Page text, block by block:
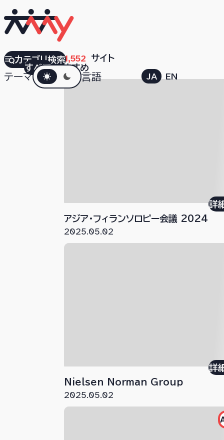
すべておすすめ
テーマダークモード言語 JA EN
カテゴリ検索検索結果
1,552 サイト
アジア・フィランソロピー会議 2024
詳
2025.05.02
Nielsen Norman Group
詳
2025.05.02